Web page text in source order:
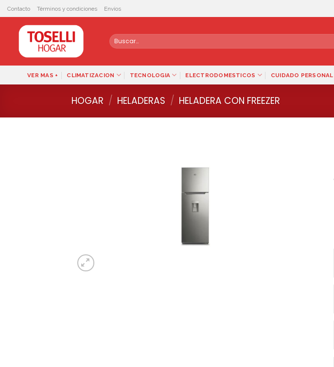
Skip
to
content
Contacto Términos y condiciones Envíos
Buscar
por:
VER MAS + CLIMATIZACION TECNOLOGIA ELECTRODOMESTICOS CUIDADO PERSONAL
HOGAR / HELADERAS / HELADERA CON FREEZER